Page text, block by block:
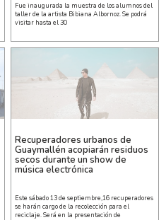
Fue inaugurada la muestra de los alumnos del
taller de la artista Bibiana Albornoz. Se podrá
visitar hasta el 30
Recuperadores urbanos de
Guaymallén acopiarán residuos
secos durante un show de
música electrónica
Este sábado 13 de septiembre,16 recuperadores
se harán cargo de la recolección para el
reciclaje. Será en la presentación de